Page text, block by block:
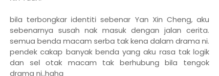
bila terbongkar identiti sebenar Yan Xin Cheng, aku
sebenarnya susah nak masuk dengan jalan cerita.
semua benda macam serba tak kena dalam drama ni.
pendek cakap banyak benda yang aku rasa tak logik
dan sel otak macam tak berhubung bila tengok
drama ni..haha